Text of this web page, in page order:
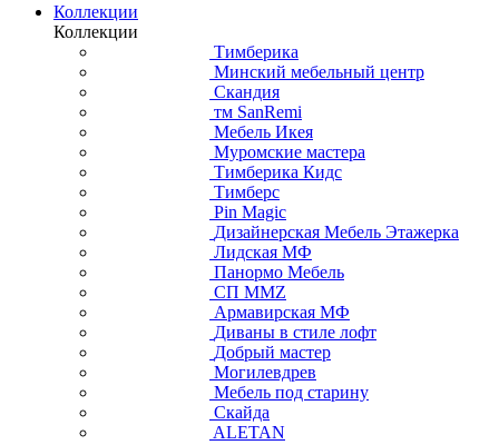
Коллекции
Коллекции
Тимберика
Минский мебельный центр
Скандия
тм SanRemi
Мебель Икея
Муромские мастера
Тимберика Кидс
Тимберс
Pin Magic
Дизайнерская Мебель Этажерка
Лидская МФ
Панормо Мебель
СП ММZ
Армавирская МФ
Диваны в стиле лофт
Добрый мастер
Могилевдрев
Мебель под старину
Скайда
ALETAN